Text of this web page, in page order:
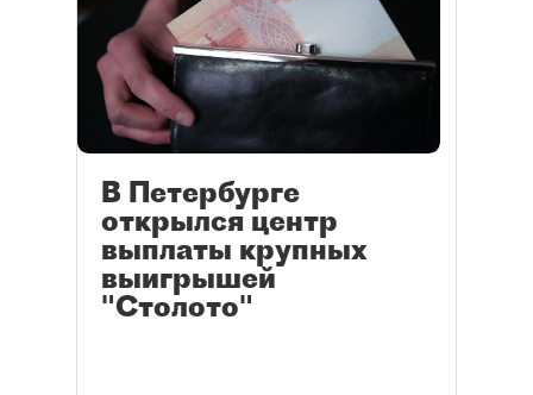
В Петербурге
открылся центр
выплаты крупных
выигрышей
"Столото"